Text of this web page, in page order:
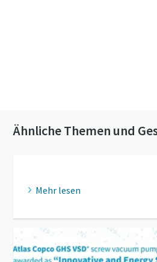
Ähnliche Themen und
Mehr lesen